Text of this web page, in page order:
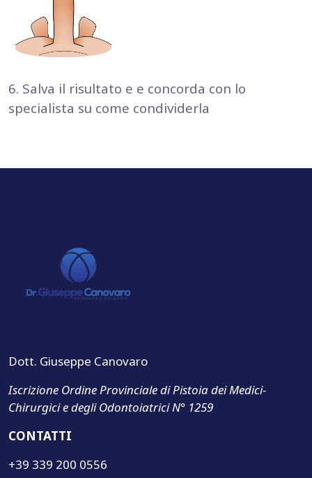
6. Salva il risultato e e concorda con lo
specialista su come condividerla
Dott. Giuseppe Canovaro
Iscrizione Ordine Provinciale di Pistoia dei Medici-
Chirurgici e degli Odontoiatrici N° 1259
CONTATTI
+39 339 200 0556